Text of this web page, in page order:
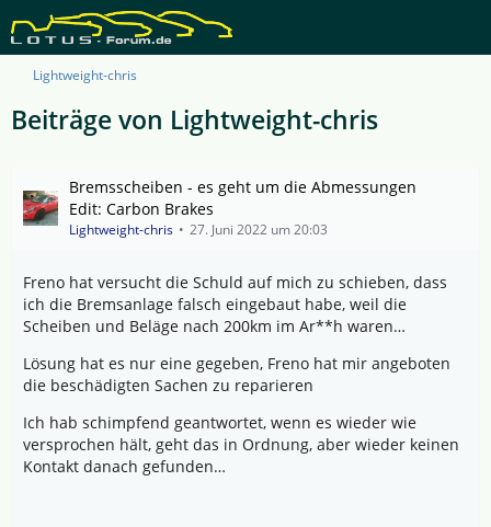
Lightweight-chris
Beiträge von Lightweight-chris
Bremsscheiben - es geht um die Abmessungen
Edit: Carbon Brakes
Lightweight-chris 27. Juni 2022 um 20:03
Freno hat versucht die Schuld auf mich zu schieben, dass
ich die Bremsanlage falsch eingebaut habe, weil die
Scheiben und Beläge nach 200km im Ar**h waren…
Lösung hat es nur eine gegeben, Freno hat mir angeboten
die beschädigten Sachen zu reparieren
Ich hab schimpfend geantwortet, wenn es wieder wie
versprochen hält, geht das in Ordnung, aber wieder keinen
Kontakt danach gefunden…